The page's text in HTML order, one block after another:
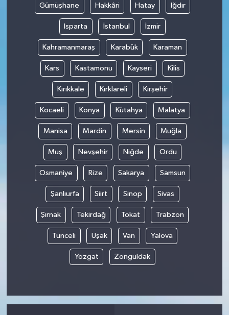
Gümüşhane Hakkâri Hatay Iğdır
Isparta İstanbul İzmir
Kahramanmaraş Karabük Karaman
Kars Kastamonu Kayseri Kilis
Kırıkkale Kırklareli Kırşehir
Kocaeli Konya Kütahya Malatya
Manisa Mardin Mersin Muğla
Muş Nevşehir Niğde Ordu
Osmaniye Rize Sakarya Samsun
Şanlıurfa Siirt Sinop Sivas
Şırnak Tekirdağ Tokat Trabzon
Tunceli Uşak Van Yalova
Yozgat Zonguldak